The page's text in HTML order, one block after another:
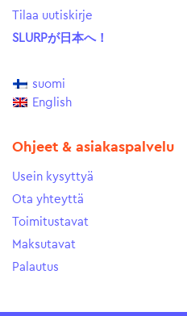
Tilaa uutiskirje
SLURPが日本へ！
suomi
English
Ohjeet & asiakaspalvelu
Usein kysyttyä
Ota yhteyttä
Toimitustavat
Maksutavat
Palautus